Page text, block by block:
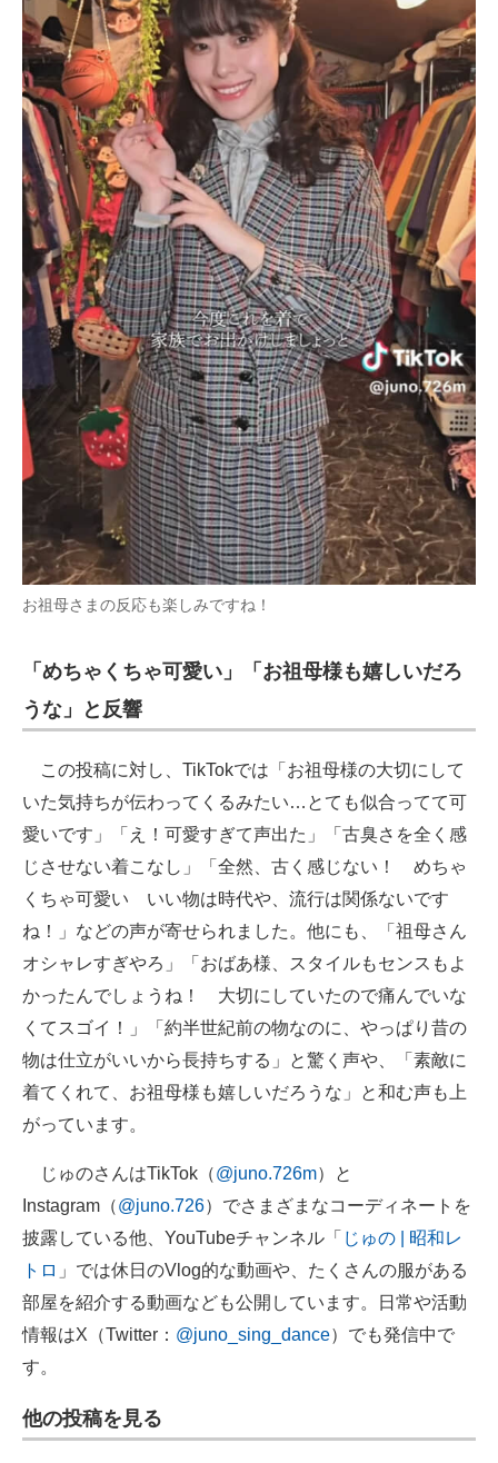
お祖母さまの反応も楽しみですね！
「めちゃくちゃ可愛い」「お祖母様も嬉しいだろ
うな」と反響
この投稿に対し、TikTokでは「お祖母様の大切にして
いた気持ちが伝わってくるみたい…とても似合ってて可
愛いです」「え！可愛すぎて声出た」「古臭さを全く感
じさせない着こなし」「全然、古く感じない！ めちゃ
くちゃ可愛い いい物は時代や、流行は関係ないです
ね！」などの声が寄せられました。他にも、「祖母さん
オシャレすぎやろ」「おばあ様、スタイルもセンスもよ
かったんでしょうね！ 大切にしていたので痛んでいな
くてスゴイ！」「約半世紀前の物なのに、やっぱり昔の
物は仕立がいいから長持ちする」と驚く声や、「素敵に
着てくれて、お祖母様も嬉しいだろうな」と和む声も上
がっています。
じゅのさんはTikTok（@juno.726m）と
Instagram（@juno.726）でさまざまなコーディネートを
披露している他、YouTubeチャンネル「 じゅの | 昭和レ
トロ 」では休日のVlog的な動画や、たくさんの服がある
部屋を紹介する動画なども公開しています。日常や活動
情報はX（Twitter： @juno_sing_dance）でも発信中で
す。
他の投稿を見る